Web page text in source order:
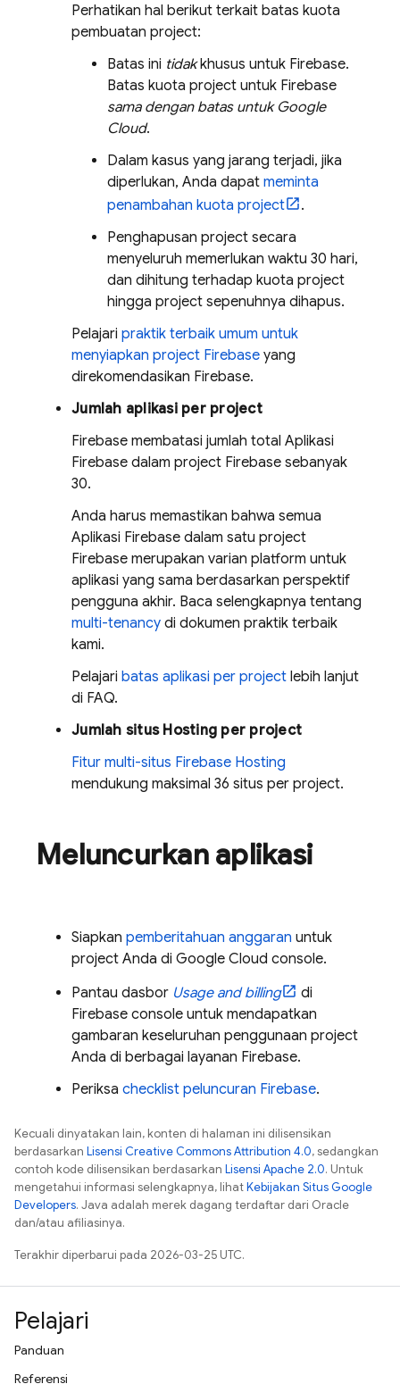
Perhatikan hal berikut terkait batas kuota
pembuatan project:
Batas ini tidakkhusus untuk Firebase.
Batas kuota project untuk Firebase
sama dengan batas untuk Google
Cloud.
Dalam kasus yang jarang terjadi, jika
diperlukan, Anda dapat meminta
penambahan kuota project
.
Penghapusan project secara
menyeluruh memerlukan waktu 30 hari,
dan dihitung terhadap kuota project
hingga project sepenuhnya dihapus.
Pelajari praktik terbaik umum untuk
menyiapkan project Firebase yang
direkomendasikan Firebase.
Jumlah aplikasi per project
Firebase membatasi jumlah total Aplikasi
Firebase dalam project Firebase sebanyak
30.
Anda harus memastikan bahwa semua
Aplikasi Firebase dalam satu project
Firebase merupakan varian platform untuk
aplikasi yang sama berdasarkan perspektif
pengguna akhir. Baca selengkapnya tentang
multi-tenancy di dokumen praktik terbaik
kami.
Pelajari batas aplikasi per project lebih lanjut
di FAQ.
Jumlah situs Hosting per project
Fitur multi-situs Firebase Hosting
mendukung maksimal 36 situs per project.
Meluncurkan aplikasi
Siapkan pemberitahuan anggaran untuk
project Anda di Google Cloud console.
Pantau dasbor Usage and billing
di
Firebase console untuk mendapatkan
gambaran keseluruhan penggunaan project
Anda di berbagai layanan Firebase.
Periksa checklist peluncuran Firebase.
Kecuali dinyatakan lain, konten di halaman ini dilisensikan
berdasarkan Lisensi Creative Commons Attribution 4.0, sedangkan
contoh kode dilisensikan berdasarkan Lisensi Apache 2.0. Untuk
mengetahui informasi selengkapnya, lihatKebijakan Situs Google
Developers. Java adalah merek dagang terdaftar dari Oracle
dan/atau afiliasinya.
Terakhir diperbarui pada 2026-03-25 UTC.
Pelajari
Panduan
Referensi